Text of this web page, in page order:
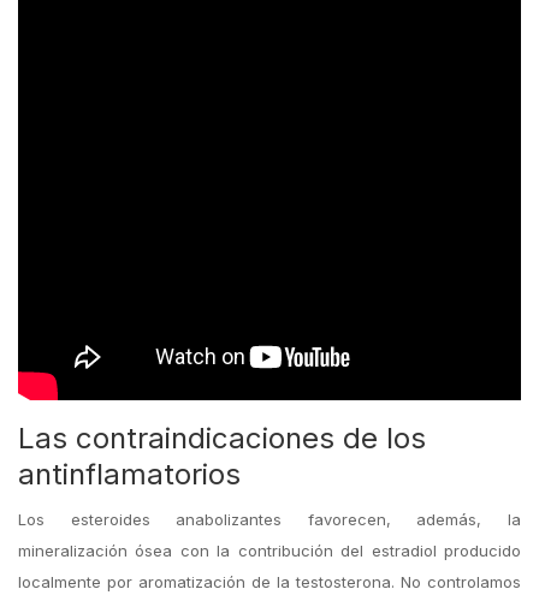
Las contraindicaciones de los
antinflamatorios
Los esteroides anabolizantes favorecen, además, la
mineralización ósea con la contribución del estradiol producido
localmente por aromatización de la testosterona. No controlamos